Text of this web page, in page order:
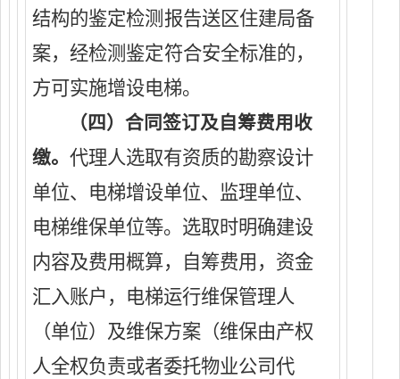
结构的鉴定检测报告送区住建局备
案， 经检测鉴定符合安全标准的，
方可实施增设电梯。
（四）合同签订及自筹费用收
缴。 代理人选取有资质的勘察设计
单位、 电梯增设单位、监理单位、
电梯维保单位等。选取时明确建设
内容及费用概算，自筹费用， 资金
汇入账户，电梯运行维保管理人
（单位）及维保方案（维保由产权
人全权负责或者委托物业公司代